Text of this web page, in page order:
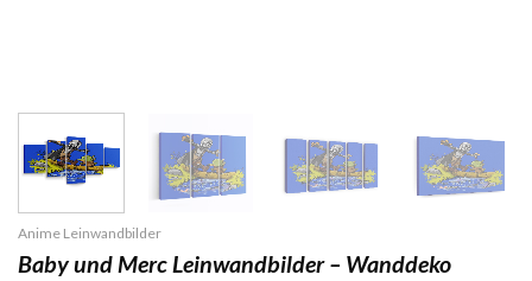
Anime Leinwandbilder
Baby und Merc Leinwandbilder – Wanddeko